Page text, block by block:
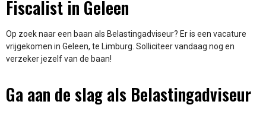
Fiscalist in Geleen
Op zoek naar een baan als Belastingadviseur? Er is een vacature
vrijgekomen in Geleen, te Limburg. Solliciteer vandaag nog en
verzeker jezelf van de baan!
Ga aan de slag als Belastingadviseur